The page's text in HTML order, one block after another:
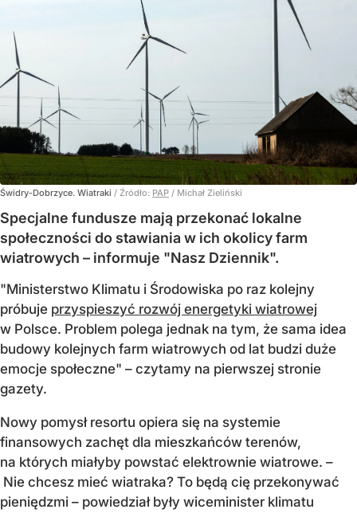
Świdry-Dobrzyce. Wiatraki / Źródło: PAP / Michał Zieliński
Specjalne fundusze mają przekonać lokalne
społeczności do stawiania w ich okolicy farm
wiatrowych – informuje "Nasz Dziennik".
"Ministerstwo Klimatu i Środowiska po raz kolejny
próbuje przyspieszyć rozwój energetyki wiatrowej
w Polsce. Problem polega jednak na tym, że sama idea
budowy kolejnych farm wiatrowych od lat budzi duże
emocje społeczne" – czytamy na pierwszej stronie
gazety.
Nowy pomysł resortu opiera się na systemie
finansowych zachęt dla mieszkańców terenów,
na których miałyby powstać elektrownie wiatrowe. –
Nie chcesz mieć wiatraka? To będą cię przekonywać
pieniędzmi – powiedział były wiceminister klimatu